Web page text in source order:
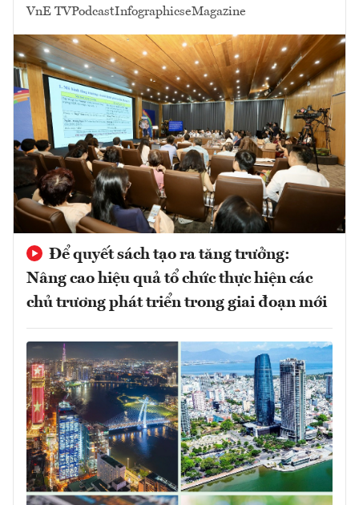
VnE TVPodcastInfographicseMagazine
Để quyết sách tạo ra tăng trưởng:
Nâng cao hiệu quả tổ chức thực hiện các
chủ trương phát triển trong giai đoạn mới